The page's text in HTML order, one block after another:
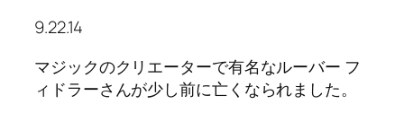
9.22.14
マジックのクリエーターで有名なルーバー フ
ィドラーさんが少し前に亡くなられました。